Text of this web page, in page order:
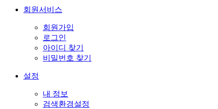
회원서비스
회원가입
로그인
아이디 찾기
비밀번호 찾기
설정
내 정보
검색환경설정